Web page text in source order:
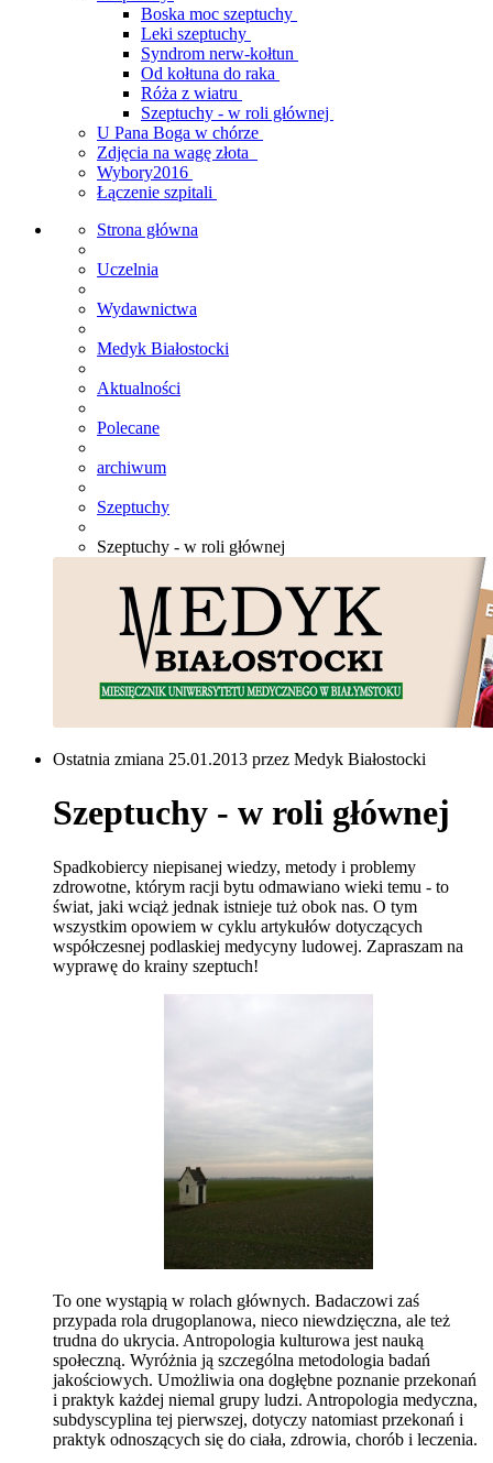
Boska moc szeptuchy
Leki szeptuchy
Syndrom nerw-kołtun
Od kołtuna do raka
Róża z wiatru
Szeptuchy - w roli głównej
U Pana Boga w chórze
Zdjęcia na wagę złota
Wybory2016
Łączenie szpitali
Strona główna
Uczelnia
Wydawnictwa
Medyk Białostocki
Aktualności
Polecane
archiwum
Szeptuchy
Szeptuchy - w roli głównej
Ostatnia zmiana 25.01.2013 przez Medyk Białostocki
Szeptuchy - w roli głównej
Spadkobiercy niepisanej wiedzy, metody i problemy
zdrowotne, którym racji bytu odmawiano wieki temu - to
świat, jaki wciąż jednak istnieje tuż obok nas. O tym
wszystkim opowiem w cyklu artykułów dotyczących
współczesnej podlaskiej medycyny ludowej. Zapraszam na
wyprawę do krainy szeptuch!
To one wystąpią w rolach głównych. Badaczowi zaś
przypada rola drugoplanowa, nieco niewdzięczna, ale też
trudna do ukrycia. Antropologia kulturowa jest nauką
społeczną. Wyróżnia ją szczególna metodologia badań
jakościowych. Umożliwia ona dogłębne poznanie przekonań
i praktyk każdej niemal grupy ludzi. Antropologia medyczna,
subdyscyplina tej pierwszej, dotyczy natomiast przekonań i
praktyk odnoszących się do ciała, zdrowia, chorób i leczenia.